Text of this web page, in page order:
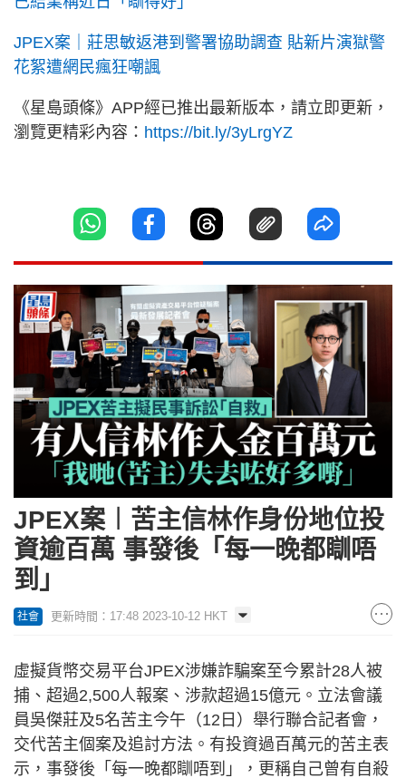
JPEX案｜莊思敏返港到警署協助調查 貼新片演獄警
花絮遭網民瘋狂嘲諷
《星島頭條》APP經已推出最新版本，請立即更新，
瀏覽更精彩內容： https://bit.ly/3yLrgYZ
JPEX案︱苦主信林作身份地位投
資逾百萬 事發後「每一晚都瞓唔
到」
社會 更新時間：17:48 2023-10-12 HKT
虛擬貨幣交易平台JPEX涉嫌詐騙案至今累計28人被
捕、超過2,500人報案、涉款超過15億元。立法會議
員吳傑莊及5名苦主今午（12日）舉行聯合記者會，
交代苦主個案及追討方法。有投資過百萬元的苦主表
示，事發後「每一晚都瞓唔到」，更稱自己曾有自殺